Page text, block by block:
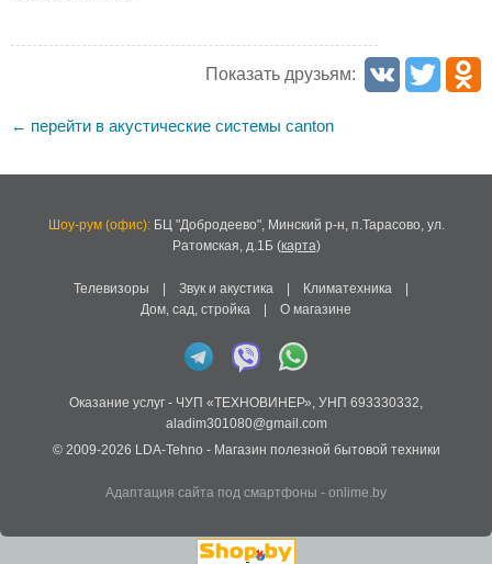
Показать друзьям:
← перейти в акустические системы canton
Шоу-рум (офис):БЦ "Добродеево", Минский р-н, п.Тарасово, ул.
Ратомская, д.1Б(карта)
Телевизоры Звук и акустика Климатехника
Дом, сад, стройка
О магазине
Оказание услуг - ЧУП «ТЕХНОВИНЕР», УНП 693330332,
aladim301080@gmail.com
© 2009-2026 LDA-Tehno - Магазин полезной бытовой техники
Адаптация сайта под смартфоны - onlime.by